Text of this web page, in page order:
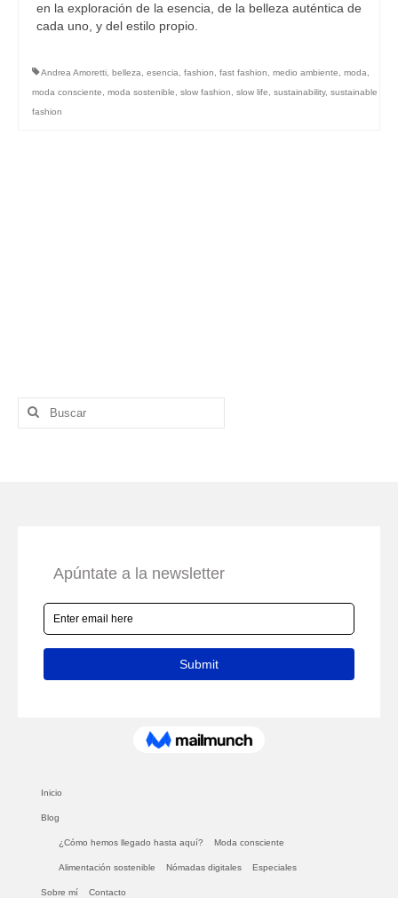
en la exploración de la esencia, de la belleza auténtica de
cada uno, y del estilo propio.
Andrea Amoretti, belleza, esencia, fashion, fast fashion, medio ambiente, moda,
moda consciente, moda sostenible, slow fashion, slow life, sustainability, sustainable
fashion
Buscar
Inicio
Blog
¿Cómo hemos llegado hasta aquí? Moda consciente
Alimentación sostenible Nómadas digitales Especiales
Sobre mí Contacto